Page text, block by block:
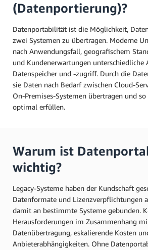
(Datenportierung)?
Datenportabilität ist die Möglichkeit,
zwei Systemen zu übertragen. Moderne
nach Anwendungsfall, geografischem
und Kundenerwartungen unterschiedliche
Datenspeicher und -zugriff. Durch die
sie Daten nach Bedarf zwischen Cloud-
On-Premises-Systemen übertragen und
optimal erfüllen.
Warum ist
wichtig?
Legacy-Systeme haben der Kundschaft
Datenformate und Lizenzverpflichtungen
damit an bestimmte Systeme gebunden.
Herausforderungen im Zusammenhang
Datenübertragung, eskalierende Kosten
Anbieterabhängigkeiten. Ohne